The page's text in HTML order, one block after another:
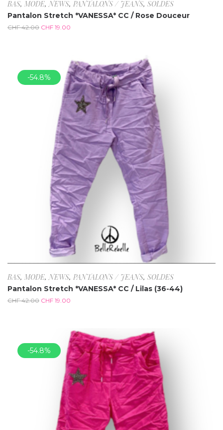
BAS, MODE,NEWS, PANTALONS / JEANS, SOLDES
Pantalon Stretch *VANESSA* CC / Rose Douceur
CHF42.00 CHF 19.00
-54.8%
BAS, MODE,NEWS, PANTALONS / JEANS, SOLDES
Pantalon Stretch *VANESSA* CC / Lilas (36-44)
CHF42.00 CHF 19.00
-54.8%